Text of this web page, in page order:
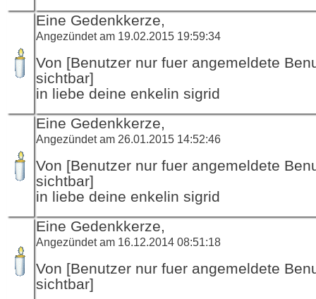
Eine Gedenkkerze,
Angezündet am 19.02.2015 19:59:34
Von [Benutzer nur fuer angemeldete
sichtbar]
in liebe deine enkelin sigrid
Eine Gedenkkerze,
Angezündet am 26.01.2015 14:52:46
Von [Benutzer nur fuer angemeldete
sichtbar]
in liebe deine enkelin sigrid
Eine Gedenkkerze,
Angezündet am 16.12.2014 08:51:18
Von [Benutzer nur fuer angemeldete
sichtbar]